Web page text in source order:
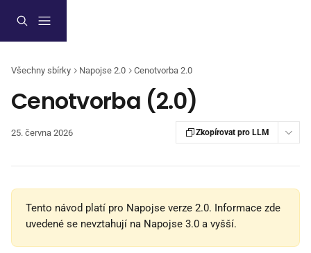
Všechny sbírky Napojse 2.0 Cenotvorba 2.0
Cenotvorba (2.0)
25. června 2026 Zkopírovat pro LLM
Tento návod platí pro Napojse verze 2.0. Informace zde
uvedené se nevztahují na Napojse 3.0 a vyšší.